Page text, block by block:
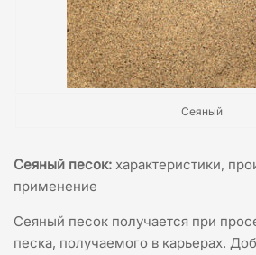
Сеяный
Сеяный песок: характеристики,
применение
Сеяный песок получается при
песка, получаемого в карьерах.